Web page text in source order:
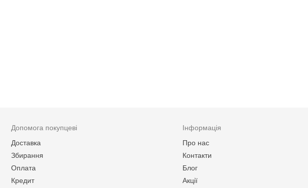
Допомога покупцеві
Доставка
Збирання
Оплата
Кредит
Інформація
Про нас
Контакти
Блог
Акції